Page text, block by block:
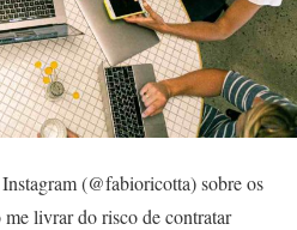
(@fabioricotta) sobre os
livrar do risco de contratar